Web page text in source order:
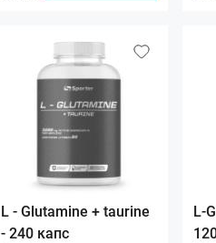
L - Glutamine + taurine
- 240 капс
L-